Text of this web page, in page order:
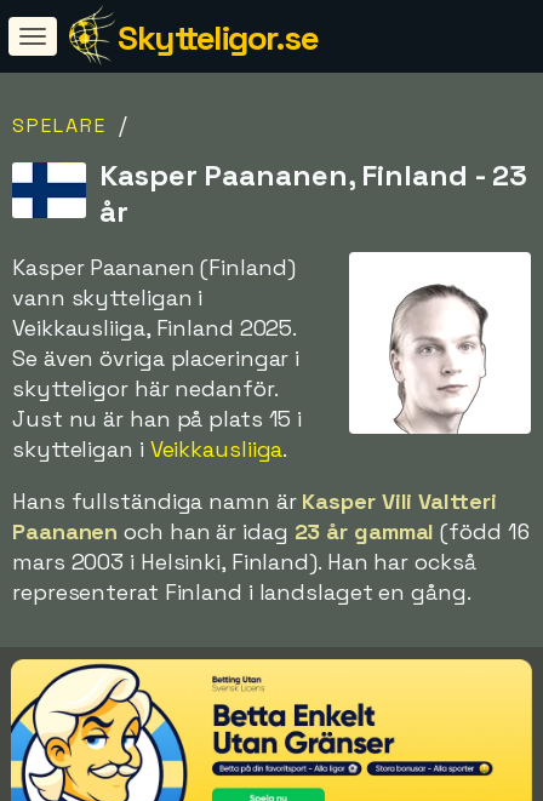
Skytteligor.se
SPELARE /
Kasper Paananen, Finland - 23
år
Kasper Paananen (Finland)
vann skytteligan i
Veikkausliiga, Finland 2025.
Se även övriga placeringar i
skytteligor här nedanför.
Just nu är han på plats 15 i
skytteligan i Veikkausliiga.
Hans fullständiga namn är Kasper Vili Valtteri
Paananen och han är idag 23 år gammal (född 16
mars 2003 i Helsinki, Finland). Han har också
representerat Finland i landslaget en gång.